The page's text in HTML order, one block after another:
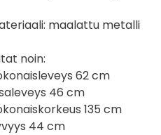
maalattu metalli
noin:
62 cm
46 cm
135 cm
44 cm